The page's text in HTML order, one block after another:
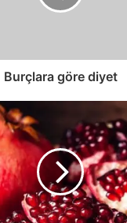
Burçlara göre diyet